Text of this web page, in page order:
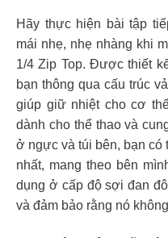
Hãy thực hiện bài tập
mái nhẹ, nhẹ nhàng khi
1/4 Zip Top. Được thiết
bạn thông qua cấu trúc
giúp giữ nhiệt cho cơ
dành cho thể thao và
ở ngực và túi bên, bạn có
nhất, mang theo bên
dụng ở cấp độ sợi đan
và đảm bảo rằng nó